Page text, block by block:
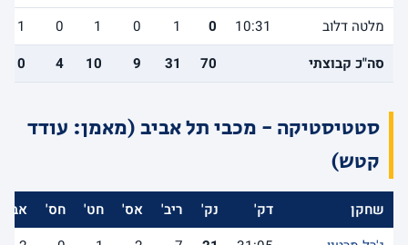
מלטה דלוב
10:31
0
1
0
1
0
1
סה"כ קבוצתי
70
31
9
10
4
10
סטטיסטיקה - מכבי תל אביב (מאמן: עודד
קטש)
שחקן דק' נק' ריב' אס' חט' חס'
אב'